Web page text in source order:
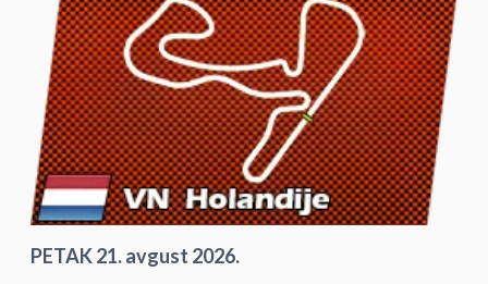
PETAK 21. avgust 2026.